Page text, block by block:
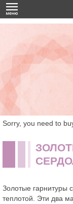
Sorry, you need to
Золотые гарнитуры
теплотой. Эти два